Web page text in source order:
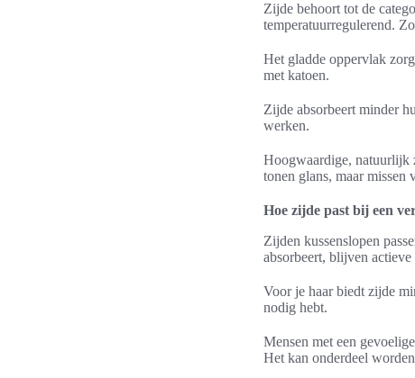
Zijde behoort tot de
temperatuurregulerend.
Het gladde oppervlak
met katoen.
Zijde absorbeert minder
werken.
Hoogwaardige, natuurlijk
tonen glans, maar missen
Hoe zijde past bij een
Zijden kussenslopen
absorbeert, blijven
Voor je haar biedt zijde
nodig hebt.
Mensen met een
Het kan onderdeel